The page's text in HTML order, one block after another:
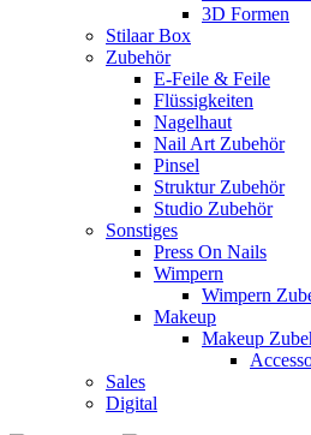
3D Formen
Stilaar Box
Zubehör
E-Feile & Feile
Flüssigkeiten
Nagelhaut
Nail Art Zubehör
Pinsel
Struktur Zubehör
Studio Zubehör
Sonstiges
Press On Nails
Wimpern
Wimpern
Makeup
Makeup
Sales
Digital